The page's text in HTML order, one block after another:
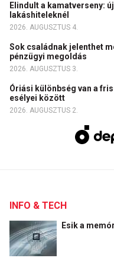
Elindult a kamatverseny:
lakáshiteleknél
2026. AUGUSZTUS 4.
Sok családnak jelenthet
pénzügyi megoldás
2026. AUGUSZTUS 3.
Óriási különbség van a
esélyei között
2026. AUGUSZTUS 2.
INFO & TECH
Esik a